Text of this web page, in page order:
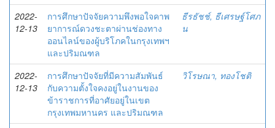
2022-
12-13
การศึกษาปัจจัยความพึงพอใจคาพ
ยาการณ์ดวงชะตาผ่านช่องทาง
ออนไลน์ของผู้บริโภคในกรุงเทพฯ
และปริมณฑล
ธีรธัชช์, ธีเศรษฐ์โศภ
น
2022-
12-13
การศึกษาปัจจัยที่มีความสัมพันธ์
กับความตั้งใจคงอยู่ในงานของ
ข้าราชการที่อาศัยอยู่ในเขต
กรุงเทพมหานคร และปริมณฑล
วิโรษณา, ทองโชติ